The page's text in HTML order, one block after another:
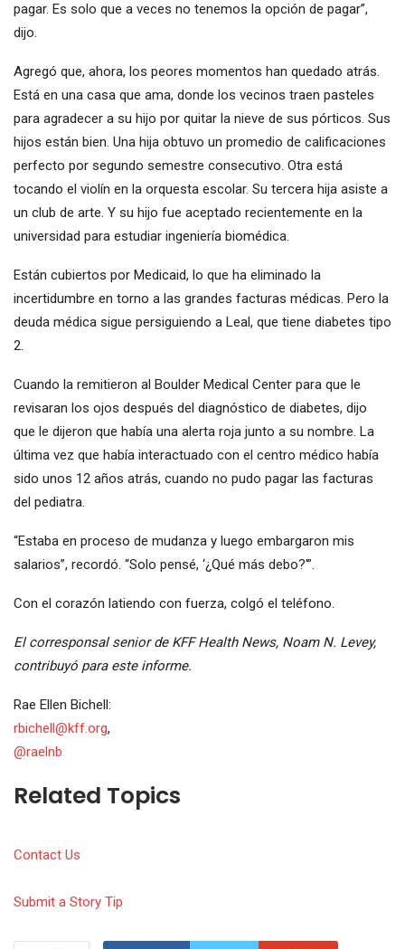
pagar. Es solo que a veces no tenemos la opción de pagar”,
dijo.
Agregó que, ahora, los peores momentos han quedado atrás.
Está en una casa que ama, donde los vecinos traen pasteles
para agradecer a su hijo por quitar la nieve de sus pórticos. Sus
hijos están bien. Una hija obtuvo un promedio de calificaciones
perfecto por segundo semestre consecutivo. Otra está
tocando el violín en la orquesta escolar. Su tercera hija asiste a
un club de arte. Y su hijo fue aceptado recientemente en la
universidad para estudiar ingeniería biomédica.
Están cubiertos por Medicaid, lo que ha eliminado la
incertidumbre en torno a las grandes facturas médicas. Pero la
deuda médica sigue persiguiendo a Leal, que tiene diabetes tipo
2.
Cuando la remitieron al Boulder Medical Center para que le
revisaran los ojos después del diagnóstico de diabetes, dijo
que le dijeron que había una alerta roja junto a su nombre. La
última vez que había interactuado con el centro médico había
sido unos 12 años atrás, cuando no pudo pagar las facturas
del pediatra.
“Estaba en proceso de mudanza y luego embargaron mis
salarios”, recordó. “Solo pensé, ‘¿Qué más debo?'”.
Con el corazón latiendo con fuerza, colgó el teléfono.
El corresponsal senior de KFF Health News, Noam N. Levey,
contribuyó para este informe.
Rae Ellen Bichell:
rbichell@kff.org,
@raelnb
Related Topics
Contact Us
Submit a Story Tip